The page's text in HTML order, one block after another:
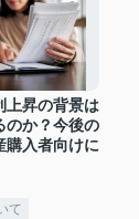
上昇の背景は
のか？今後の
購入者向けに
て